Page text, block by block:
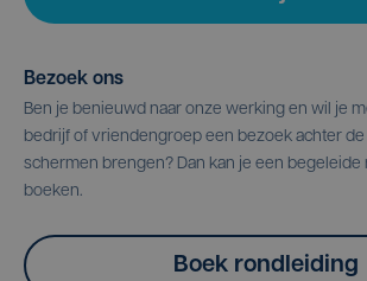
Bezoek ons
Ben je benieuwd naar onze werking en wil je
bedrijf of vriendengroep een bezoek achter de
schermen brengen? Dan kan je een begeleide
boeken.
Boek rondleiding